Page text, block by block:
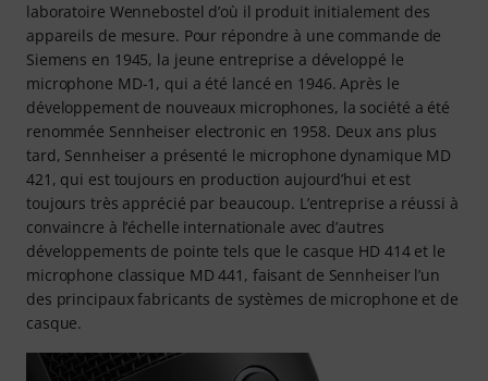
laboratoire Wennebostel d’où il produit initialement des
appareils de mesure. Pour répondre à une commande de
Siemens en 1945, la jeune entreprise a développé le
microphone MD-1, qui a été lancé en 1946. Après le
développement de nouveaux microphones, la société a été
renommée Sennheiser electronic en 1958. Deux ans plus
tard, Sennheiser a présenté le microphone dynamique MD
421, qui est toujours en production aujourd’hui et est
toujours très apprécié par beaucoup. L’entreprise a réussi à
convaincre à l’échelle internationale avec d’autres
développements de pointe tels que le casque HD 414 et le
microphone classique MD 441, faisant de Sennheiser l’un
des principaux fabricants de systèmes de microphone et de
casque.